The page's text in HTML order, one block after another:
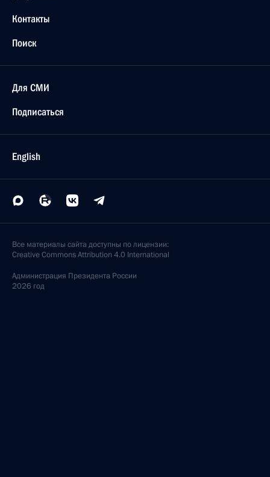
Контакты
Поиск
Для СМИ
Подписаться
English
Все материалы сайта доступны по лицензии:
Creative Commons Attribution 4.0 International
Администрация Президента России
2026 год